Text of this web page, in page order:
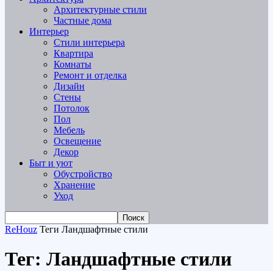
Архитектурные стили
Частные дома
Интерьер
Стили интерьера
Квартира
Комнаты
Ремонт и отделка
Дизайн
Стены
Потолок
Пол
Мебель
Освещение
Декор
Быт и уют
Обустройство
Хранение
Уход
ReHouz Теги Ландшафтные стили
Тег: Ландшафтные стили